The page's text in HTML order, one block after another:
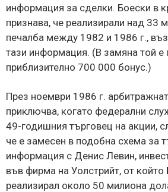
информация за сделки. Боески в
признава, че реализирали над 33
печалба между 1982 и 1986 г.,
тази информация. (В замяна той е
приблизително 700 000 бонус.)
През ноември 1986 г.
приключва, когато федерални
49-годишния търговец на акции,
че е замесен в подобна схема за
информация с Денис Левин,
във фирма на Уолстрийт, от който
реализирал около 50 милиона